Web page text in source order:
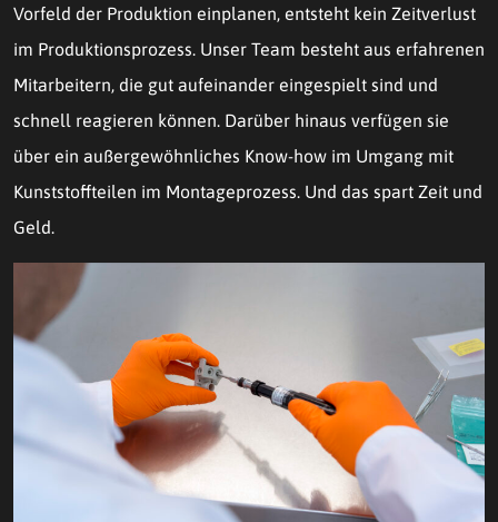
Vorfeld der Produktion einplanen, entsteht kein Zeitverlust
im Produktionsprozess. Unser Team besteht aus erfahrenen
Mitarbeitern, die gut aufeinander eingespielt sind und
schnell reagieren können. Darüber hinaus verfügen sie
über ein außergewöhnliches Know-how im Umgang mit
Kunststoffteilen im Montageprozess. Und das spart Zeit und
Geld.